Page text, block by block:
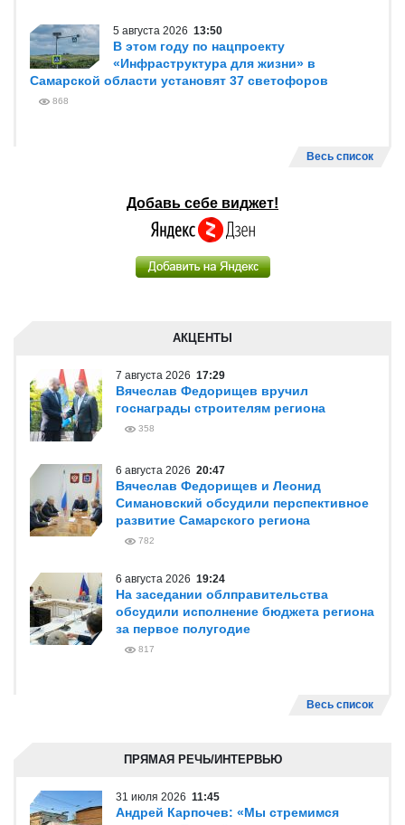
433
6 августа 2026 20:47
Вячеслав Федорищев и Леонид
Самарская область укрепит
взаимодействие с Республикой Индия
5 августа 202613:50
Весь список
АКЦЕНТЫ
7 августа 202617:29
Вячеслав Федорищев вручил
госнаграды строителям региона
развитие Самарского региона
6 августа 202619:24